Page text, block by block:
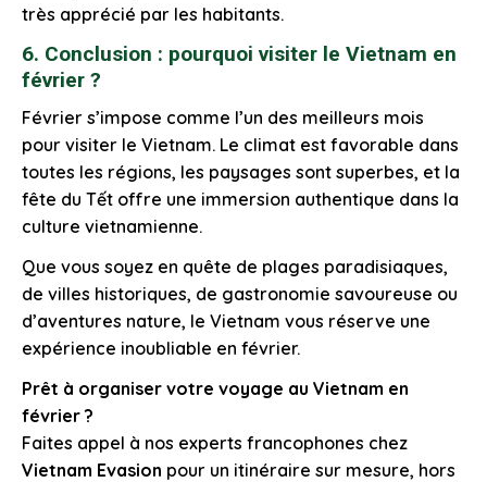
très apprécié par les habitants.
6. Conclusion : pourquoi visiter le Vietnam en
février ?
Février s’impose comme l’un des meilleurs mois
pour visiter le Vietnam. Le climat est favorable dans
toutes les régions, les paysages sont superbes, et la
fête du Tết offre une immersion authentique dans la
culture vietnamienne.
Que vous soyez en quête de plages paradisiaques,
de villes historiques, de gastronomie savoureuse ou
d’aventures nature, le Vietnam vous réserve une
expérience inoubliable en février.
Prêt à organiser votre voyage au Vietnam en
février ?
Faites appel à nos experts francophones chez
Vietnam Evasion pour un itinéraire sur mesure, hors